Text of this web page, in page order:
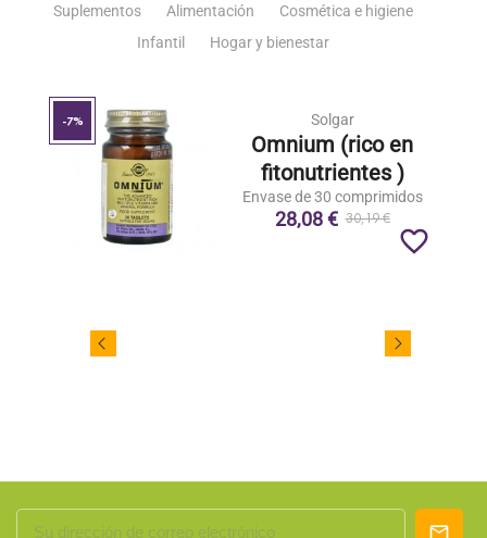
Suplementos Alimentación
Cosmética e higiene
Infantil
Hogar y bienestar
-7% Solgar
Omnium (rico en
fitonutrientes )
Envase de 30 comprimidos
28,08 € 30,19 €
favorite_border